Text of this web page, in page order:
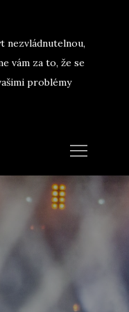
nezvládnutelnou,
vám za to, že se
problémy